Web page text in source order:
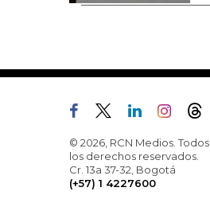
© 2026, RCN Medios. Todos
los derechos reservados.
Cr. 13a 37-32, Bogotá
(+57) 1 4227600